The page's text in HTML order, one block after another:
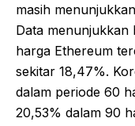
masih
Data menunjukkan
harga Ethereum
sekitar 18,47%.
dalam periode 60
20,53% dalam 90